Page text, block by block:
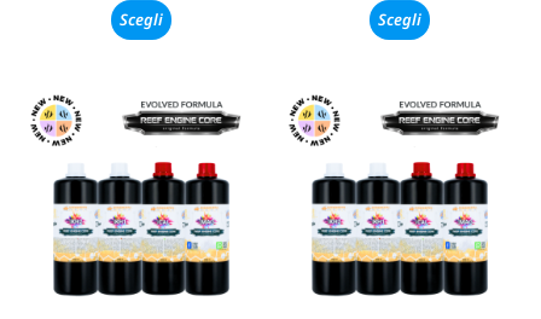
Scegli Scegli